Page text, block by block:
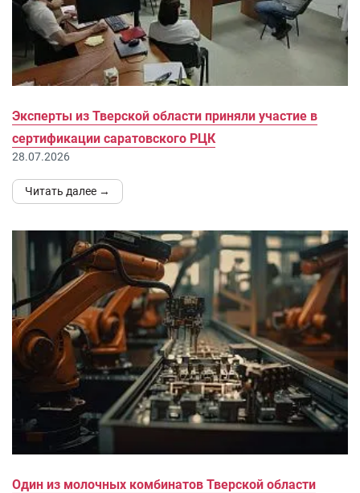
Эксперты из Тверской области приняли участие в
сертификации саратовского РЦК
28.07.2026
Читать далее →
Один из молочных комбинатов Тверской области